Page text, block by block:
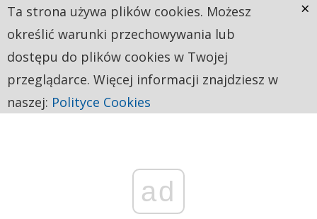
ad
Ta strona używa plików cookies. Możesz
określić warunki przechowywania lub
dostępu do plików cookies w Twojej
przeglądarce. Więcej informacji znajdziesz w
naszej: Polityce Cookies
×